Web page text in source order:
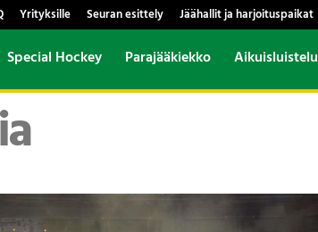
Yrityksille Seuran esittely Jäähallit ja harjoituspaikat
Special Hockey Parajääkiekko Aikuisluistelu